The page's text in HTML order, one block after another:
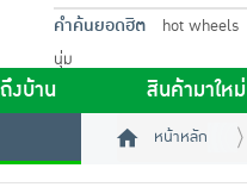
คำค้นยอดฮิต hot wheels
นุ่ม
งบ้าน สินค้ามาใหม่
หน้าหลัก